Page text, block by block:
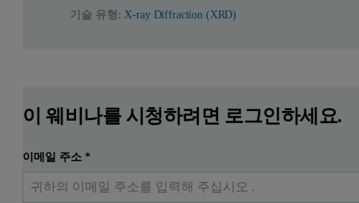
기술 유형: X-ray Diffraction (XRD)
이 웨비나를 시청하려면 로그인하세요.
이메일 주소*